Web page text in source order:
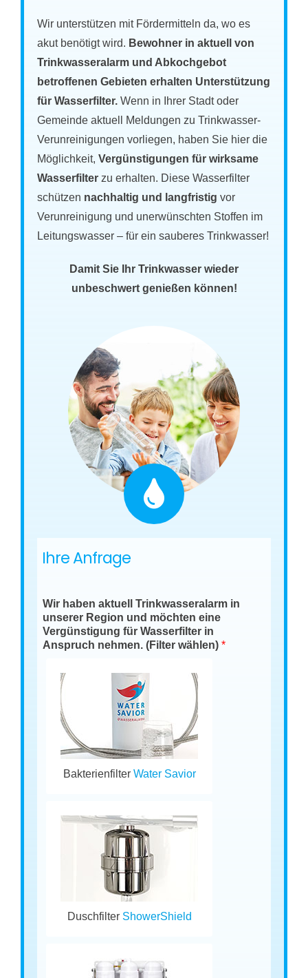
Wir unterstützen mit Fördermitteln da, wo es
akut benötigt wird. Bewohner in aktuell von
Trinkwasseralarm und Abkochgebot
betroffenen Gebieten erhalten Unterstützung
für Wasserfilter.Wenn in Ihrer Stadt oder
Gemeinde aktuell Meldungen zu Trinkwasser-
Verunreinigungen vorliegen, haben Sie hier die
Möglichkeit,Vergünstigungen für wirksame
Wasserfilterzu erhalten. Diese Wasserfilter
schützen nachhaltig und langfristig vor
Verunreinigung und unerwünschten Stoffen im
Leitungswasser – für ein sauberes Trinkwasser!
Damit Sie Ihr Trinkwasser wieder
unbeschwert genießen können!
Ihre Anfrage
Wir haben aktuell Trinkwasseralarm in
unserer Region und möchten eine
Vergünstigung für Wasserfilter in
Anspruch nehmen. (Filter wählen)*
Bakterienfilter Water Savior
Duschfilter ShowerShield